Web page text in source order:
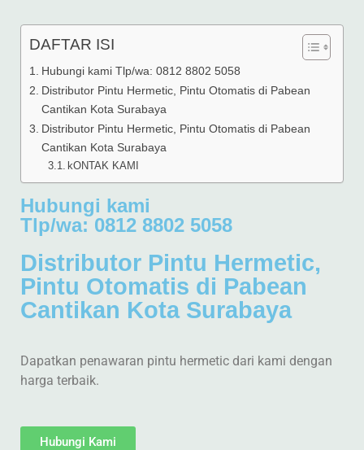
DAFTAR ISI
Hubungi kami Tlp/wa: 0812 8802 5058
Distributor Pintu Hermetic, Pintu Otomatis di Pabean
Cantikan Kota Surabaya
Distributor Pintu Hermetic, Pintu Otomatis di Pabean
Cantikan Kota Surabaya
kONTAK KAMI
Hubungi kami
Tlp/wa: 0812 8802 5058
Distributor Pintu Hermetic,
Pintu Otomatis di Pabean
Cantikan Kota Surabaya
Dapatkan penawaran pintu hermetic dari kami dengan
harga terbaik.
Hubungi Kami